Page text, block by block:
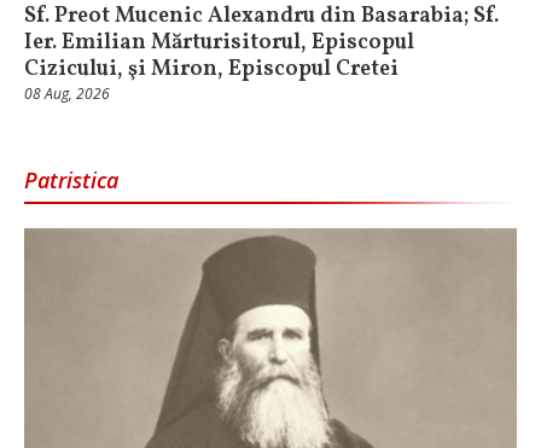
Sf. Preot Mucenic Alexandru din Basarabia; Sf.
Ier. Emilian Mărturisitorul, Episcopul
Cizicului, şi Miron, Episcopul Cretei
08 Aug, 2026
Patristica